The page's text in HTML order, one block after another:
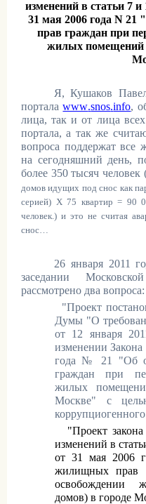
изменений в статьи 7
31 мая 2006 года N
прав граждан при
жилых помещений
Я, Кушаков
порталаwww.snos.info,
лица, так и от лица всех
портала, а так же
вопроса поддержат все
на сегодняшний день,
более 350 тысяч человек
домов идущих под снос как
серией) Х 75 квартир = 90
человек.) и это не считая
снос…
26 января 2011
заседании
рассмотрено два вопроса:
"Проект
Думы "О
от 12 января
изменении
года № 21 "Об
граждан при
жилых
Москве" с
"Проект
изменений в
от 31 мая 2006
жилищных прав
освобождении
домов) в городе